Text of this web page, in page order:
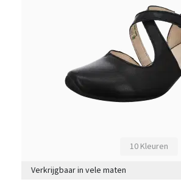
10 Kleuren
Verkrijgbaar in vele maten